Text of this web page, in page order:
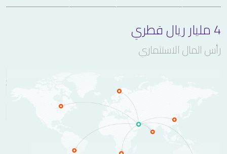
4 مليار ريال قطري
رأس المال الاستثماري